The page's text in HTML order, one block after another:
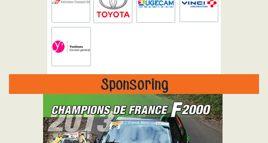
Sponsoring